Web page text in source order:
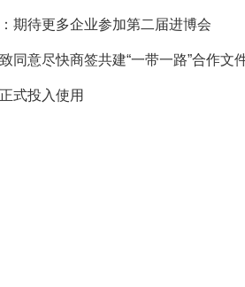
期待更多企业参加第二届进博会
同意尽快商签共建“一带一路”合作文
式投入使用